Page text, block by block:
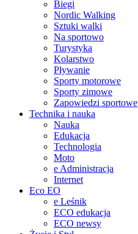
Biegi
Nordic Walking
Sztuki walki
Na sportowo
Turystyka
Kolarstwo
Pływanie
Sporty motorowe
Sporty zimowe
Zapowiedzi sportowe
Technika i nauka
Nauka
Edukacja
Technologia
Moto
e Administracja
Internet
Eco EO
e Leśnik
ECO edukacja
ECO newsy